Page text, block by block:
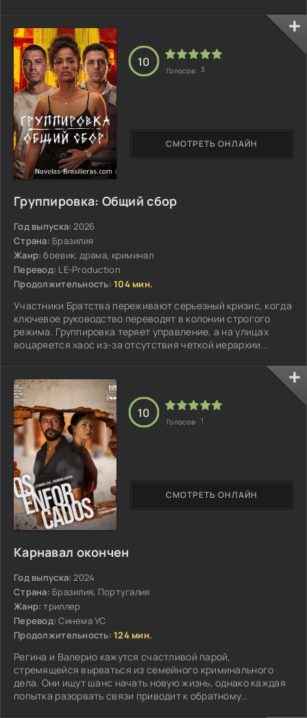
Группировка: Общий сбор
Год выпуска: 2026
Страна: Бразилия
Жанр: боевик, драма, криминал
Перевод: LE-Production
Продолжительность: 104 мин.
Участники Братства переживают серьезный кризис, когда
ключевое руководство переводят в колонии строгого
режима. Группировка теряет управление, а на улицах
воцаряется хаос из-за отсутствия четкой иерархии...
СМОТРЕТЬ ОНЛАЙН
10
Голосов: 3
Карнавал окончен
Год выпуска: 2024
Страна: Бразилия, Португалия
Жанр: триллер
Перевод: Синема УС
Продолжительность: 124 мин.
Регина и Валерио кажутся счастливой парой,
стремящейся вырваться из семейного криминального
дела. Они ищут шанс начать новую жизнь, однако каждая
попытка разорвать связи приводит к обратному
СМОТРЕТЬ ОНЛАЙН
10
Голосов: 1